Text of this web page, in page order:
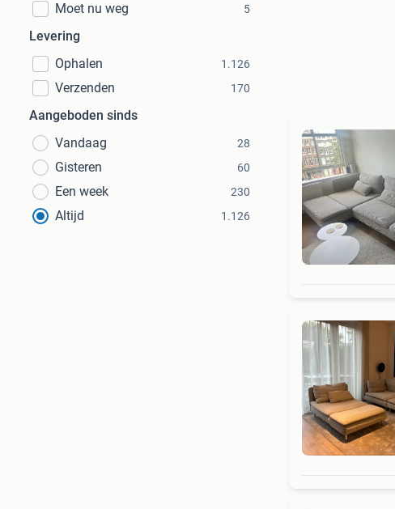
Moet nu weg
5
Levering
Ophalen
1.126
Verzenden 170
Aangeboden sinds
Vandaag
28
Gisteren 60
Een week 230
Altijd 1.126